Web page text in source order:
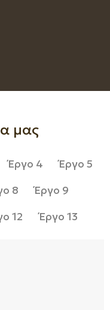
μας
Έργο 4
Έργο 5
8
Έργο 9
12 Έργο 13